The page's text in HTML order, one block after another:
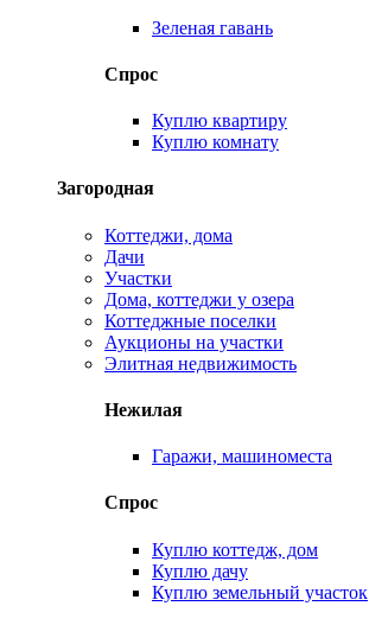
Зеленая гавань
Спрос
Куплю квартиру
Куплю комнату
Загородная
Коттеджи, дома
Дачи
Участки
Дома, коттеджи у озера
Коттеджные поселки
Аукционы на участки
Элитная недвижимость
Нежилая
Гаражи, машиноместа
Спрос
Куплю коттедж, дом
Куплю дачу
Куплю земельный участок